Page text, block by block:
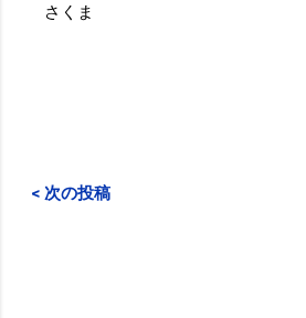
さくま
< 次の投稿